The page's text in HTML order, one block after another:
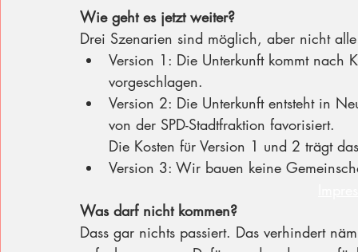
Wie geht es jetzt weiter?
Drei Szenarien sind möglich, aber nicht
Version 1: Die Unterkunft kommt nach
vorgeschlagen.
Version 2: Die Unterkunft entsteht in
von der SPD-Stadtfraktion favorisiert.
Die Kosten für Version 1 und 2 trägt
Version 3: Wir bauen keine
Was darf nicht kommen?
Dass gar nichts passiert. Das verhindert